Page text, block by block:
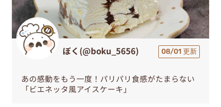
ぼく(@boku_5656) 08/01 更新
あの感動をもう一度！パリパリ食感がたまらない
「ビエネッタ風アイスケーキ」